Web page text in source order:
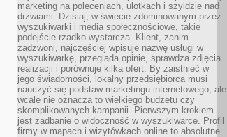
marketing na poleceniach, ulotkach i szyldzie nad
drzwiami. Dzisiaj, w świecie zdominowanym przez
wyszukiwarki i media społecznościowe, takie
podejście rzadko wystarcza. Klient, zanim
zadzwoni, najczęściej wpisuje nazwę usługi w
wyszukiwarkę, przegląda opinie, sprawdza zdjęcia
realizacji i porównuje kilka ofert. By zaistnieć w
jego świadomości, lokalny przedsiębiorca musi
nauczyć się podstaw marketingu internetowego, ale
wcale nie oznacza to wielkiego budżetu czy
skomplikowanych kampanii. Pierwszym krokiem
jest zadbanie o widoczność w wyszukiwarce. Profil
firmy w mapach i wizytówkach online to absolutne